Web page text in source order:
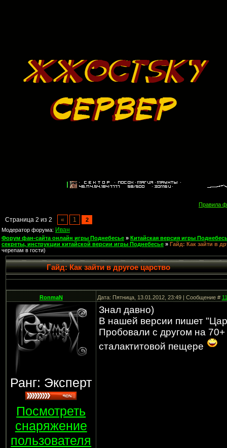
Правила
Страница 2 из 2 « 1
2
Модератор форума: Иван
Форум фан-сайта онлайн игры Поднебесье » Китайская версия игры
секреты, инструкции китайской версии игры Поднебесье » Гайд: Как зайти в
черепам в гости)
Гайд: Как зайти в другое царство
RonmaN Дата: Пятница, 13.01.2012, 23:49 | Сообщение #11
Ранг: Эксперт
Посмотреть
снаряжение
пользователя
Знал давно)
В нашей версии пишет
Пробовали с другом на 70+
сталактитовой пещере